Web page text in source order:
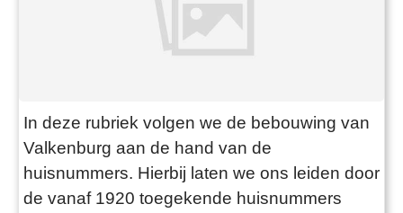
In deze rubriek volgen we de bebouwing van
Valkenburg aan de hand van de
huisnummers. Hierbij laten we ons leiden door
de vanaf 1920 toegekende huisnummers